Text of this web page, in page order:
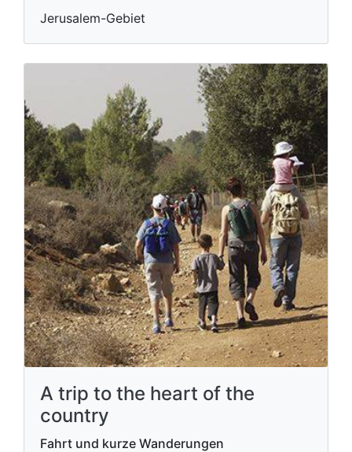
Jerusalem-Gebiet
A trip to the heart of the
country
Fahrt und kurze Wanderungen